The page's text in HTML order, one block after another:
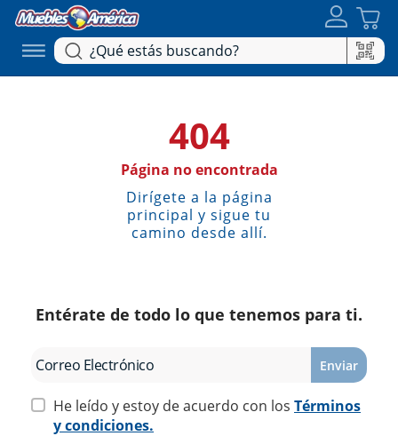
404
Página no encontrada
Dirígete a la página
principal y sigue tu
camino desde allí.
Entérate de todo lo que tenemos para ti.
Enviar
He leído y estoy de acuerdo con los Términos
y condiciones.